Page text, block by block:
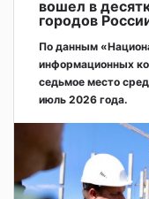
вошел в
городов
По данным
информационных
седьмое место
июль 2026 года.